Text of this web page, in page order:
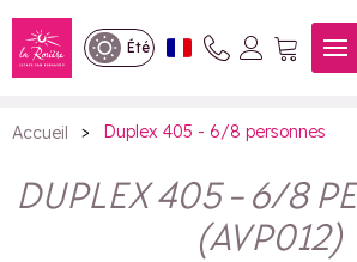
Été
Duplex 405 - 6/8
Accueil > Duplex 405 - 6/8 personnes
DUPLEX 405 - 6/8
(AVP012)